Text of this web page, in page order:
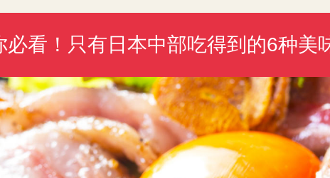
必看！只有日本中部吃得到的6种美